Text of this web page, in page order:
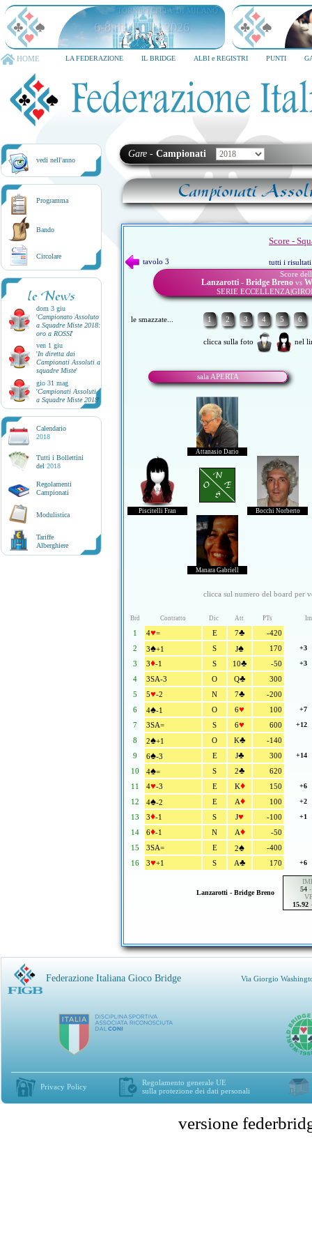
TORNEO CITTA' DI MILANO
6-8 dicembre 2026
HOME LA FEDERAZIONE IL BRIDGE ALBI e REGISTRI PUNTI
vedi nell'anno
Programma
Bando
Circolare
le News
dom 3 giu
'Campionato Assoluto
a Squadre Miste 2018:
oro a ROSSI'
ven 1 giu
'In diretta dai
Campionati Assoluti a
squadre Miste'
gio 31 mag
'Campionati Assoluti
a Squadre Miste 2018'
Calendario
2018
Tutti i Bollettini
del 2018
Regolamenti
Campionati
Modulistica
Tariffe
Alberghiere
Gare - Campionati
Campionati
Score -
tavolo 3
tutti i
Score
Lanzarotti - Bridge Breno vs
SERIE
le smazzate... 1 2 3 4 5 6
clicca sulla foto nel
sala APERTA
Attanasio Dario
Piscitelli Fran
N
O E
S
Bocchi Norberto
Manara Gabriell
clicca sul numero del board per
Brd Contratto Dic Att PTs
1 4♥= E 7♣
-420
2
3♠+1 S J♠ 170 +3
3 3♦-1 S 10♣ -50 +3
4 3SA-3 O Q♣
300
5
5♥-2 N 7♣
-200
6
4♠-1 O 6♥ 100 +7
7 3SA= S 6♥ 600 +12
8 2♠+1 O K♣
-140
9
6♠-3 E J♣ 300 +14
10 4♠= S 2♣
620
11
4♥-3 E K♦ 150 +6
12 4♠-2 E A♦ 100 +2
13 3♦-1 S J♥ -100 +1
14 6♦-1 N A♦
-50
15
3SA= E 2♠
-400
16
3♥+1 S A♣ 170 +6
Lanzarotti - Bridge Breno
54
15.92
Federazione Italiana Gioco Bridge Via Giorgio
Privacy Policy
Regolamento generale UE
sulla protezione dei dati personali
versione